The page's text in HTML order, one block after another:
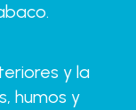
y la
humos y